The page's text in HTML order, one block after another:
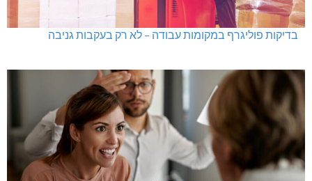
בדיקות פוליגרף במקומות עבודה – לא רק בעקבות גניבה